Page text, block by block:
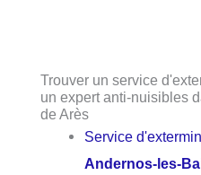
Trouver un service
un expert anti-nuisibles
de Arès
Service
Andernos-les-